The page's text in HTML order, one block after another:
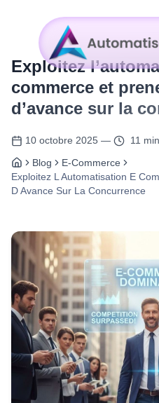
Exploitez
commerce et
d’avance sur la
10 octobre 2025 —
11
Blog
E-Commerce
Exploitez L Automatisation E
D Avance Sur La Concurrence